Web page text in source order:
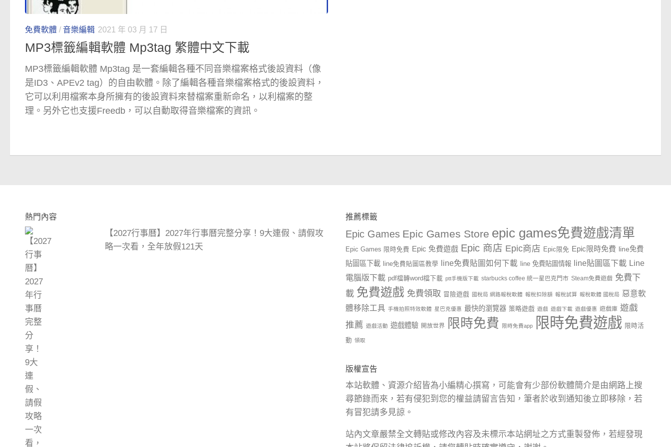
免費軟體 / 音樂編輯 2021 年 03 月 17 日
MP3標籤編輯軟體 Mp3tag 繁體中文下載
MP3標籤編輯軟體 Mp3tag 是一套編輯各種不同音樂檔案格式後設資料（像
是ID3、APEv2 tag）的自由軟體。除了編輯各種音樂檔案格式的後設資料，
它可以利用檔案本身所擁有的後設資料來替檔案重新命名，以利檔案的整
理。另外它也支援Freedb，可以自動取得音樂檔案的資訊。
熱門內容
【2027行事曆】2027年行事曆完整分享！9大連假、請假攻
略一次看，全年放假121天
推薦標籤
Epic Games Epic Games Store epic games免費遊戲清單
Epic Games 限時免費 Epic 免費遊戲 Epic 商店 Epic商店 Epic限免 Epic限時免費 line免費
貼圖區下載
line免費貼圖區教學 line免費貼圖如何下載 line 免費貼圖情報 line貼圖區下載 Line
電腦版下載 pdf檔轉word檔下載 ptt手機版下載 starbucks coffee 統一星巴克門市 Steam免費遊戲 免費下
載 免費遊戲 免費領取 冒險遊戲 國稅局 網路報稅軟體 報稅扣除額 報稅試算 報稅軟體 國稅局 惡意軟
體移除工具 手機拍照特效軟體 星巴克優惠 最快的瀏覽器 策略遊戲 遊戲 遊戲下載 遊戲優惠 遊戲庫 遊戲
推薦 遊戲活動 遊戲體驗 開放世界 限時免費 限時免費app 限時免費遊戲 限時活
動 領取
版權宣告
本站軟體、資源介紹皆為小編精心撰寫，可能會有少部份軟體簡介是由網路上搜
尋節錄而來，若有侵犯到您的權益請留言告知，筆者於收到通知後立即移除，若
有冒犯請多見諒。
站內文章嚴禁全文轉貼或修改內容及未標示本站網址之方式重製發佈，若經發現